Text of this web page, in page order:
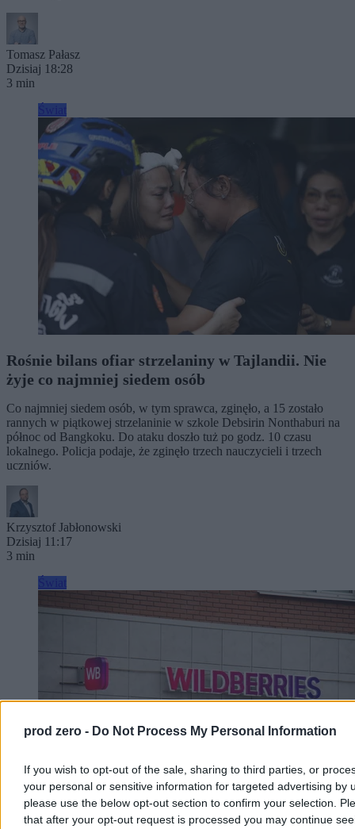
prod zero - Do Not Process My Personal Information
If you wish to opt-out of the sale, sharing to third parties, or
your personal or sensitive information for targeted advertising by
please use the below opt-out section to confirm your selection.
that after your opt-out request is processed you may continue
Tomasz Pałasz
Dzisiaj 18:28
3 min
Rośnie bilans ofiar strzelaniny w Tajlandii. Nie
żyje co najmniej siedem osób
Co najmniej siedem osób, w tym sprawca, zginęło, a 15 zostało
rannych w piątkowej strzelaninie w szkole Debsirin Nonthaburi na
północ od Bangkoku. Do ataku doszło tuż po godz. 10 czasu
lokalnego. Policja podaje, że zginęło trzech nauczycieli i trzech
uczniów.
Krzysztof Jabłonowski
Dzisiaj 11:17
3 min